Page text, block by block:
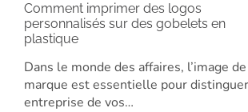
Comment imprimer des logos
personnalisés sur des gobelets en
plastique
Dans le monde des affaires, l’image de
marque est essentielle pour
entreprise de vos…